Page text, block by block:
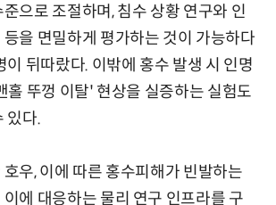
으로 조절하며, 침수 상황 연구와 인
을 면밀하게 평가하는 것이 가능하다
이 뒤따랐다. 이밖에 홍수 발생 시 인명
홀 뚜껑 이탈' 현상을 실증하는 실험도
있다.
우, 이에 따른 홍수피해가 빈발하는
에 대응하는 물리 연구 인프라를 구